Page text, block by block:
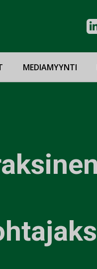
MEDIAMYYNTI